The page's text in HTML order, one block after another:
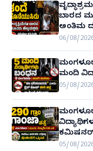
ಬಾರದ
ಅಂತಿಮ
06/08/
ಮಂದಿ
05/08/
ಕಮಿಷನರ್
05/08/